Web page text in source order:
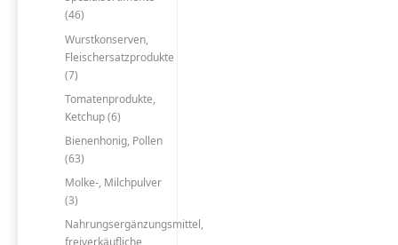
(46)
Wurstkonserven,
Fleischersatzprodukte
(7)
Tomatenprodukte,
Ketchup (6)
Bienenhonig, Pollen
(63)
Molke-, Milchpulver
(3)
Nahrungsergänzungsmittel,